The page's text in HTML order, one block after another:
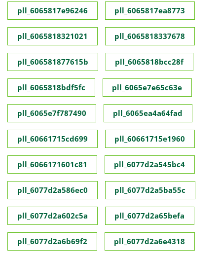
pll_6065817e96246 pll_6065817ea8773
pll_6065818321021 pll_6065818337678
pll_606581877615b pll_6065818bcc28f
pll_6065818bdf5fc pll_6065e7e65c63e
pll_6065e7f787490 pll_6065ea4a64fad
pll_60661715cd699 pll_60661715e1960
pll_6066171601c81 pll_6077d2a545bc4
pll_6077d2a586ec0 pll_6077d2a5ba55c
pll_6077d2a602c5a pll_6077d2a65befa
pll_6077d2a6b69f2 pll_6077d2a6e4318